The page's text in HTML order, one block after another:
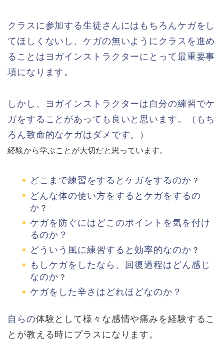
クラスに参加する生徒さんにはもちろんケガをし
てほしくないし、ケガの無いようにクラスを進め
ることはヨガインストラクターにとって最重要事
項になります。
しかし、ヨガインストラクターは自分の練習でケ
ガをすることがあっても良いと思います。（もち
ろん致命的なケガはダメです。）
経験から学ぶことが大切だと思っています。
どこまで練習をするとケガをするのか ？
どんな体の使い方をするとケガをするの
か ？
ケガを防ぐにはどこのポイントを気を付け
るのか？
どういう風に練習すると効率的なのか ？
もしケガをしたなら、回復過程はどん感じ
なのか ？
ケガをした辛さはどれほどなのか？
自らの体験として様々な感情や痛みを経験するこ
とが教える時にプラスになります。